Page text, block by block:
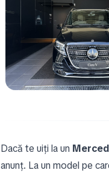
Dacă te uiți la un
anunț. La un model pe